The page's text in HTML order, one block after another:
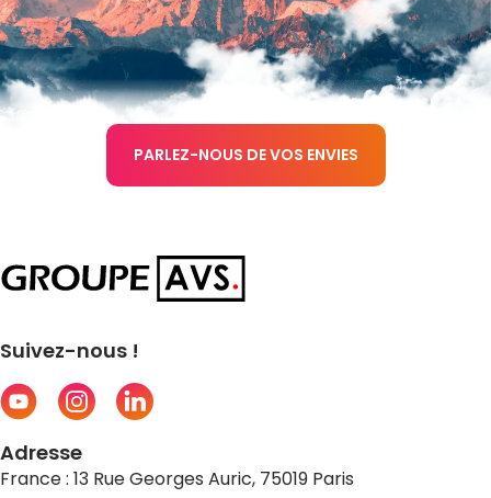
PARLEZ-NOUS DE VOS ENVIES
Suivez-nous !
Adresse
France : 13 Rue Georges Auric, 75019 Paris